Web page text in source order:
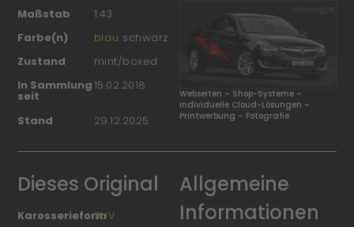
Maßstab
1:43
Farbe(n)
blau schwarz
Zustand
mint/boxed
In Sammlung
seit
15.02.2018
Stand 29.12.2025
Webseiten – Shop-Systeme –
individuelle Cloud-Lösungen –
Printwerbung – Fotografie
Dieses Original
Karosserieform
SUV
Allgemeine
Informationen